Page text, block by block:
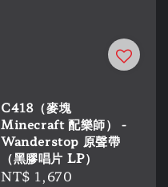
C418（麥塊
Minecraft 配樂師） -
Wanderstop 原聲帶
（黑膠唱片 LP）
Regular
NT$ 1,670